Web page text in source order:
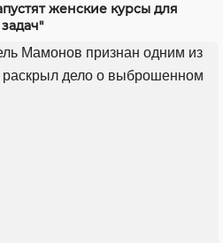
женские курсы для